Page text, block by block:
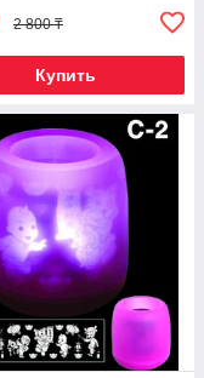
2 800 ₸
Купить